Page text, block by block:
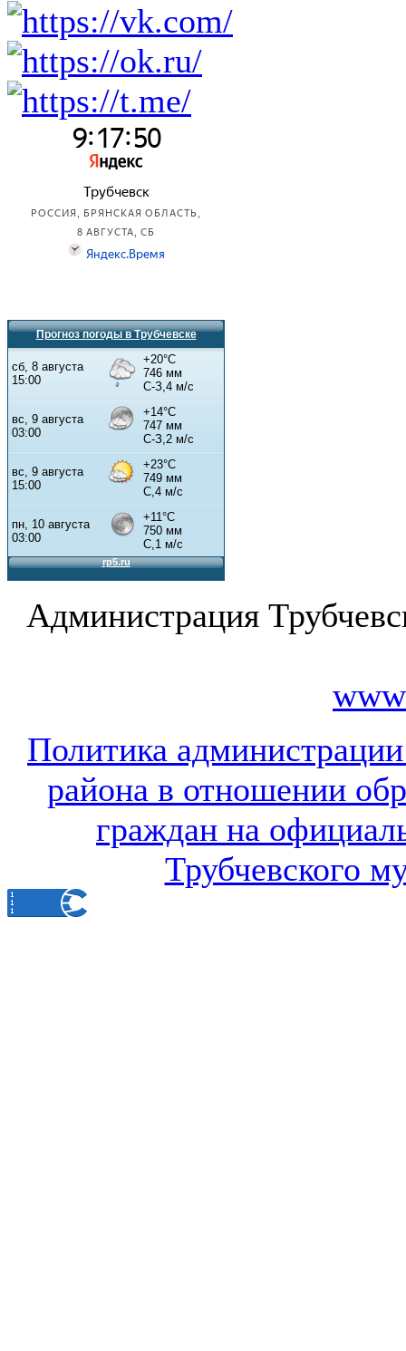
Прогноз погоды в Трубчевске
Администрация
Политика
района в отношении
граждан на
Трубчевского